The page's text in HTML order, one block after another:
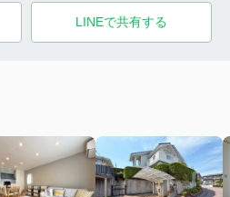
LINEで共有する